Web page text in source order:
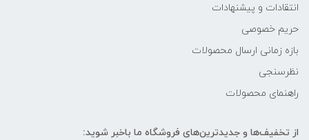
انتقادات و پیشنهادات
حریم خصوصی
بازه زمانی ارسال محصولات
نظرسنجی
راهنمای محصولات
از تخفیف‌ها و جدیدترین‌های فروشگاه ما باخبر شوید: